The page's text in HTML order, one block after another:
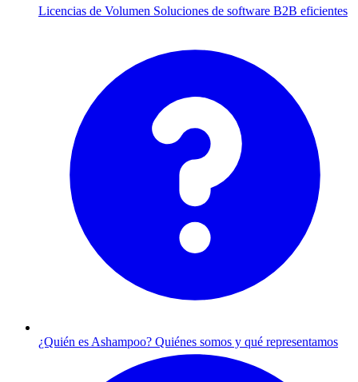
Licencias de Volumen Soluciones de software B2B eficientes
¿Quién es Ashampoo? Quiénes somos y qué representamos